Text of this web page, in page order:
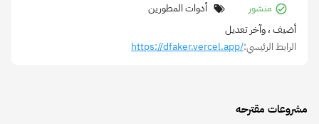
منشور
أدوات المطورين
أضيف، وآخر تعديل
الرابط الرئيسي:https://dfaker.vercel.app/
مشروعات مقترحه